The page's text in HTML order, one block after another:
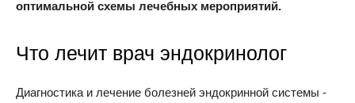
оптимальной схемы лечебных мероприятий.
Что лечит врач эндокринолог
Диагностика и лечение болезней эндокринной системы -